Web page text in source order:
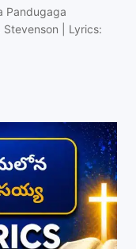
Pandugaga
Stevenson | Lyrics: